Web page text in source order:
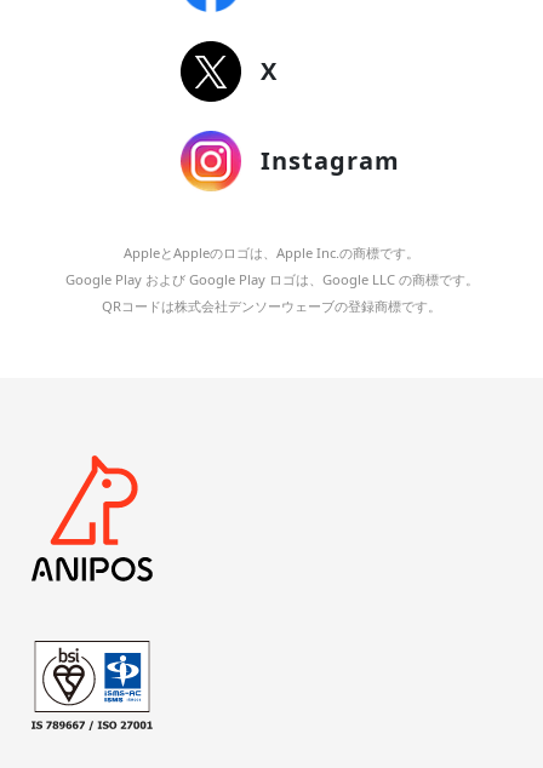
X
Instagram
AppleとAppleのロゴは、Apple Inc.の商標です。
Google Play および Google Play ロゴは、Google LLC の商標です。
QRコードは株式会社デンソーウェーブの登録商標です。